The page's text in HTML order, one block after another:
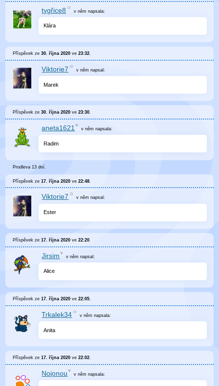
tygřice8 v němnapsala:
Klára
Příspěvek ze30. října 2020 ve23:32.
Viktorie7 v němnapsal:
Marek
Příspěvek ze30. října 2020 ve23:30.
aneta1621 v něm napsala:
Radim
Prodleva 13 dní.
Příspěvek ze17. října 2020 ve22:48
Viktorie7 v němnapsal:
Ester
Příspěvek ze17. října 2020 ve22:20
Jirsim v něm napsal:
Alice
Příspěvek ze17. října 2020 ve22:05.
Trkalek34 v němnapsala:
Anita
Příspěvek ze17. října 2020 ve22:02.
Nojonou v něm napsala: